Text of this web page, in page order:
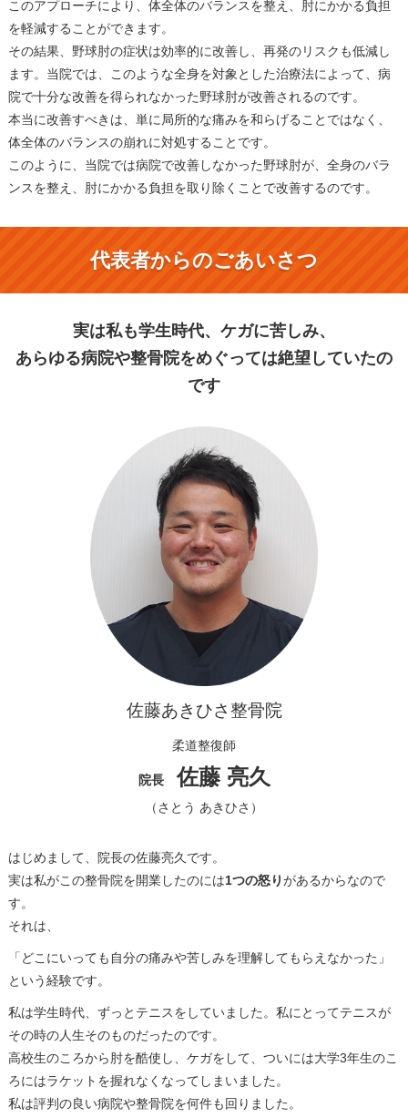
このアプローチにより、体全体のバランスを整え、肘にかかる負担
を軽減することができます。
その結果、野球肘の症状は効率的に改善し、再発のリスクも低減し
ます。当院では、このような全身を対象とした治療法によって、病
院で十分な改善を得られなかった野球肘が改善されるのです。
本当に改善すべきは、単に局所的な痛みを和らげることではなく、
体全体のバランスの崩れに対処することです。
このように、当院では病院で改善しなかった野球肘が、全身のバラ
ンスを整え、肘にかかる負担を取り除くことで改善するのです。
代表者からのごあいさつ
実は私も学生時代、ケガに苦しみ、
あらゆる病院や整骨院をめぐっては絶望していたの
です
佐藤あきひさ整骨院
柔道整復師
院長佐藤 亮久
（さとう あきひさ）
はじめまして、院長の佐藤亮久です。
実は私がこの整骨院を開業したのには1つの怒りがあるからなので
す。
それは、
「どこにいっても自分の痛みや苦しみを理解してもらえなかった」
という経験です。
私は学生時代、ずっとテニスをしていました。私にとってテニスが
その時の人生そのものだったのです。
高校生のころから肘を酷使し、ケガをして、ついには大学3年生のこ
ろにはラケットを握れなくなってしまいました。
私は評判の良い病院や整骨院を何件も回りました。